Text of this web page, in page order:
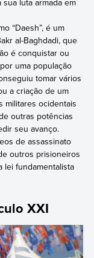
“Daesh”, é um
al-Baghdadi, que
é conquistar ou
uma população
tomar vários
a criação de um
militares ocidentais
outras potências
seu avanço.
de assassinato
outros prisioneiros
lei fundamentalista
XXI